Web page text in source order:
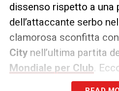
dissenso rispetto a una
dell’attaccante serbo
clamorosa sconfitta
Citynell’ultima partita
Mondiale per Club.